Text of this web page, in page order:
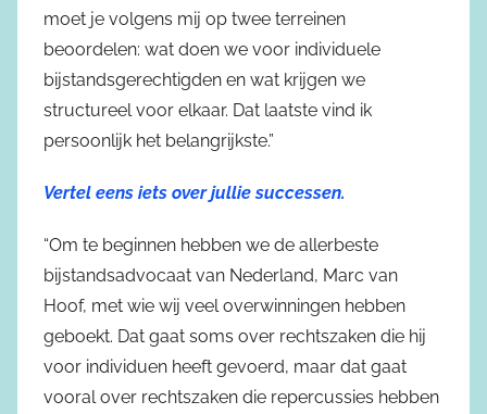
moet je volgens mij op twee terreinen
beoordelen: wat doen we voor individuele
bijstandsgerechtigden en wat krijgen we
structureel voor elkaar. Dat laatste vind ik
persoonlijk het belangrijkste.”
Vertel eens iets over jullie successen.
“Om te beginnen hebben we de allerbeste
bijstandsadvocaat van Nederland, Marc van
Hoof, met wie wij veel overwinningen hebben
geboekt. Dat gaat soms over rechtszaken die hij
voor individuen heeft gevoerd, maar dat gaat
vooral over rechtszaken die repercussies hebben